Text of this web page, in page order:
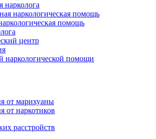
нарколога
наркологическая помощь
помощь
центр
наркологической помощи
от марихуаны
от наркотиков
расстройств